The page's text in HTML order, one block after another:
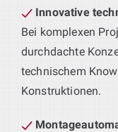
Innovative
Bei komplexen
durchdachte
technischem
Konstruktionen.